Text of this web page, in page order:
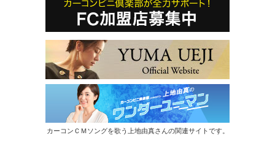
カーコンＣＭソングを歌う上地由真さんの関連サイトです。